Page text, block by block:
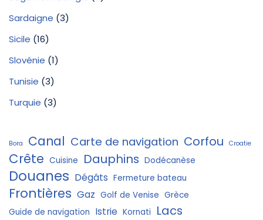
Sardaigne (3)
Sicile (16)
Slovénie (1)
Tunisie (3)
Turquie (3)
Bora Canal Carte de navigation Corfou Croatie
Crête Cuisine Dauphins Dodécanèse
Douanes Dégâts Fermeture bateau
Frontières Gaz Golf de Venise Grèce
Guide de navigation Istrie Kornati Lacs